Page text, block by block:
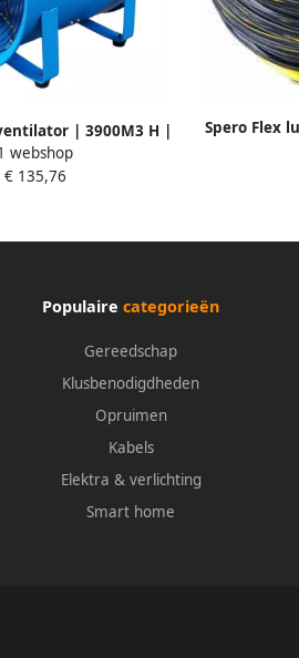
| 3900M3 H |
| 560W SBL1003
webshop
€ 135,76
Spero Flex
| 250mm
Populaire categorieën
Gereedschap
Klusbenodigdheden
Opruimen
Kabels
Elektra & verlichting
Smart home